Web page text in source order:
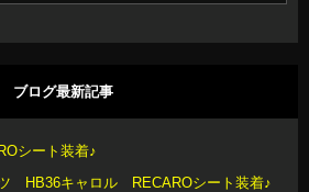
ブログ最新記事
シート装着♪
HB36キャロル RECAROシート装着♪